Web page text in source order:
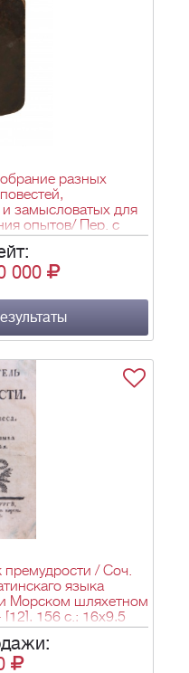
разных
замысловатых для
опытов/ Пер. с
[Тип. Сухопут. кад.
16,8х10 см.
000
премудрости / Соч.
языка
Морском шляхетном
[12], 156 с.; 16х9,5